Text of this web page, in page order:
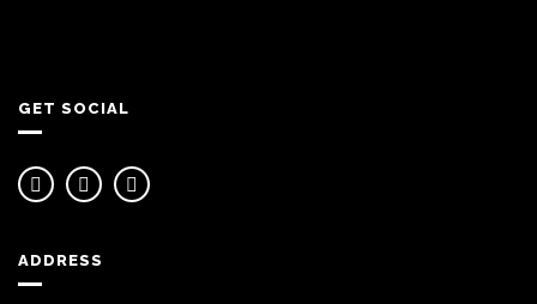
GET SOCIAL
ADDRESS